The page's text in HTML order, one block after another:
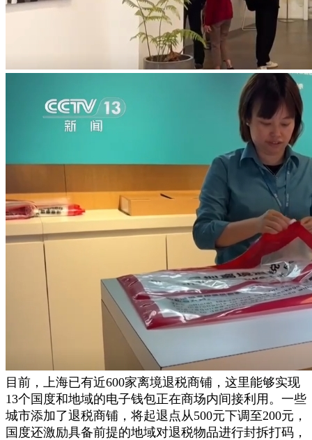
目前，上海已有近600家离境退税商铺，这里能够实现
13个国度和地域的电子钱包正在商场内间接利用。一些
城市添加了退税商铺，将起退点从500元下调至200元，
国度还激励具备前提的地域对退税物品进行封拆打码，